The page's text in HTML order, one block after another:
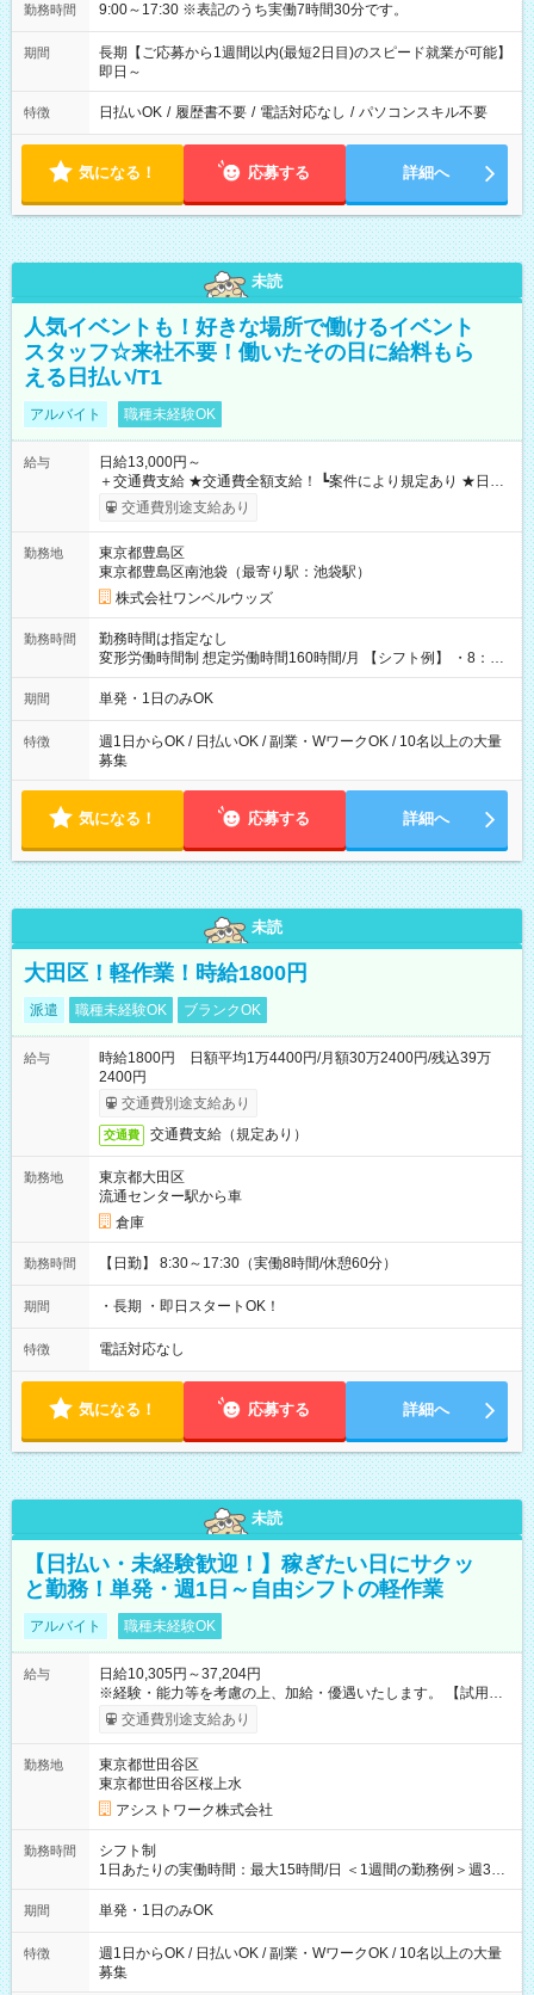
勤務時間 9:00～17:30 ※表記のうち実働7時間30分です。
期間
長期【ご応募から1週間以内(最短2日目)のスピード就業が可能】
即日～
特徴 日払いOK / 履歴書不要 / 電話対応なし / パソコンスキル不要
気になる！ 応募する 詳細へ
未読
人気イベントも！好きな場所で働けるイベント
スタッフ☆来社不要！働いたその日に給料もら
える日払い/T1
アルバイト 職種未経験OK
給与
日給13,000円～
＋交通費支給 ★交通費全額支給！ ┗案件により規定あり ★日払
いOK！（規定あり） ┗働いたその日に現金GET♪ お仕事後はコ
ンビニATMから 日払い分を引き落とせます！ 【試用期間】試
交通費別途支給あり
勤務地
東京都豊島区
東京都豊島区南池袋（最寄り駅：池袋駅）
株式会社ワンベルウッズ
勤務時間
勤務時間は指定なし
変形労働時間制 想定労働時間160時間/月 【シフト例】 ・8：00
～21：00
期間 単発・1日のみOK
特徴
週1日からOK / 日払いOK / 副業・WワークOK / 10名以上の大量
募集
気になる！ 応募する 詳細へ
未読
大田区！軽作業！時給1800円
派遣 職種未経験OK ブランクOK
給与
時給1800円 日額平均1万4400円/月額30万2400円/残込39万
2400円
交通費別途支給あり
交通費 交通費支給（規定あり）
勤務地
東京都大田区
流通センター駅から車
倉庫
勤務時間 【日勤】 8:30～17:30（実働8時間/休憩60分）
期間 ・長期 ・即日スタートOK！
特徴 電話対応なし
気になる！ 応募する 詳細へ
未読
【日払い・未経験歓迎！】稼ぎたい日にサクッ
と勤務！単発・週1日～自由シフトの軽作業
アルバイト 職種未経験OK
給与
日給10,305円～37,204円
※経験・能力等を考慮の上、加給・優遇いたします。 【試用期
間】試用期間なし
交通費別途支給あり
勤務地
東京都世田谷区
東京都世田谷区桜上水
アシストワーク株式会社
勤務時間
シフト制
1日あたりの実働時間：最大15時間/日 ＜1週間の勤務例＞週3回
勤務 勤務：月・水・金 休み：火・木・土・日 好きな時にお仕事
可能です！ ※1日あたりの最大実働時間は日勤、夜勤共に勤務し
期間 単発・1日のみOK
特徴
週1日からOK / 日払いOK / 副業・WワークOK / 10名以上の大量
募集